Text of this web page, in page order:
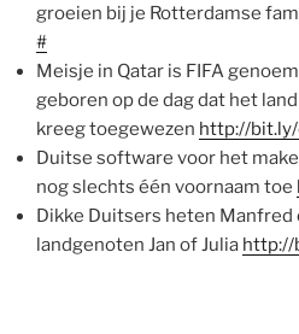
groeien bij je Rotterdamse
#
Meisje in Qatar is FIFA
geboren op de dag dat het
kreeg toegewezen http://bit.ly/
Duitse software voor het
nog slechts één voornaam toe
Dikke Duitsers heten Manfred
landgenoten Jan of Julia http://